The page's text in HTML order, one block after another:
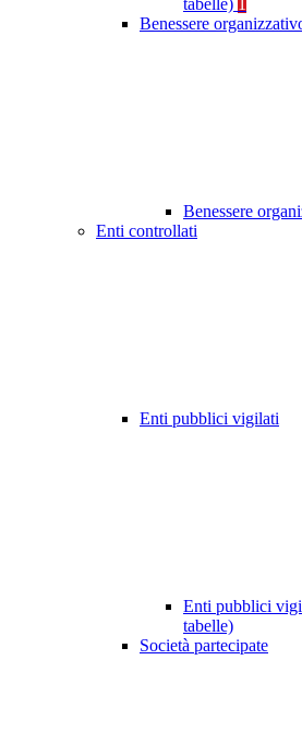
tabelle)
Benessere
Benessere
Enti controllati
Enti pubblici vigilati
Enti pubblici
tabelle)
Società partecipate